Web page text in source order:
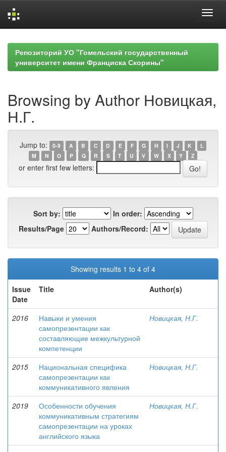
navigationРепозиторий УО "Гомельский государственный
университет имени Франциска Скорины"
Browsing by Author Новицкая,
Н.Г.
Jump to: 0-9 A B C D E F G H I J K
L
M
N O P Q R S T U V W X Y Z
or enter first few letters:
Sort by:
In order:
Results/Page
Authors/Record:
Showing results 1 to 4 of 4
Issue
Date
Title Author(s)
2016
Навыки и умения
самопрезентации как
составляющие межкультурной
компетенции
Новицкая, Н.Г.
2015
Национальная специфика
самопрезентации как
коммуникативного явления
Новицкая, Н.Г.
2019
Особенности обучения
коммуникативным стратегиям
самопрезентации на уроках
английского языка
Новицкая, Н.Г.